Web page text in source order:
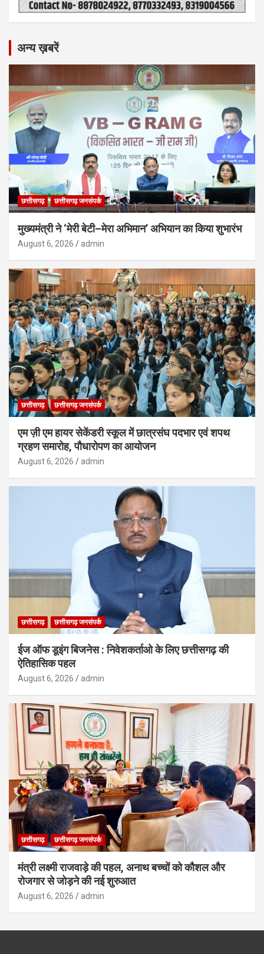
अन्य ख़बरें
छत्तीसगढ़ छत्तीसगढ़ जनसंपर्क
मुख्यमंत्री ने ‘मेरी बेटी–मेरा अभिमान’ अभियान का किया शुभारंभ
August 6, 2026 admin
छत्तीसगढ़ छत्तीसगढ़ जनसंपर्क
एम ज़ी एम हायर सेकेंडरी स्कूल में छात्रसंघ पदभार एवं शपथ
ग्रहण समारोह, पौधारोपण का आयोजन
August 6, 2026 admin
छत्तीसगढ़ छत्तीसगढ़ जनसंपर्क
ईज ऑफ डूइंग बिजनेस : निवेशकर्ताओ के लिए छत्तीसगढ़ की
ऐतिहासिक पहल
August 6, 2026 admin
छत्तीसगढ़ छत्तीसगढ़ जनसंपर्क
मंत्री लक्ष्मी राजवाड़े की पहल, अनाथ बच्चों को कौशल और
रोजगार से जोड़ने की नई शुरुआत
August 6, 2026 admin